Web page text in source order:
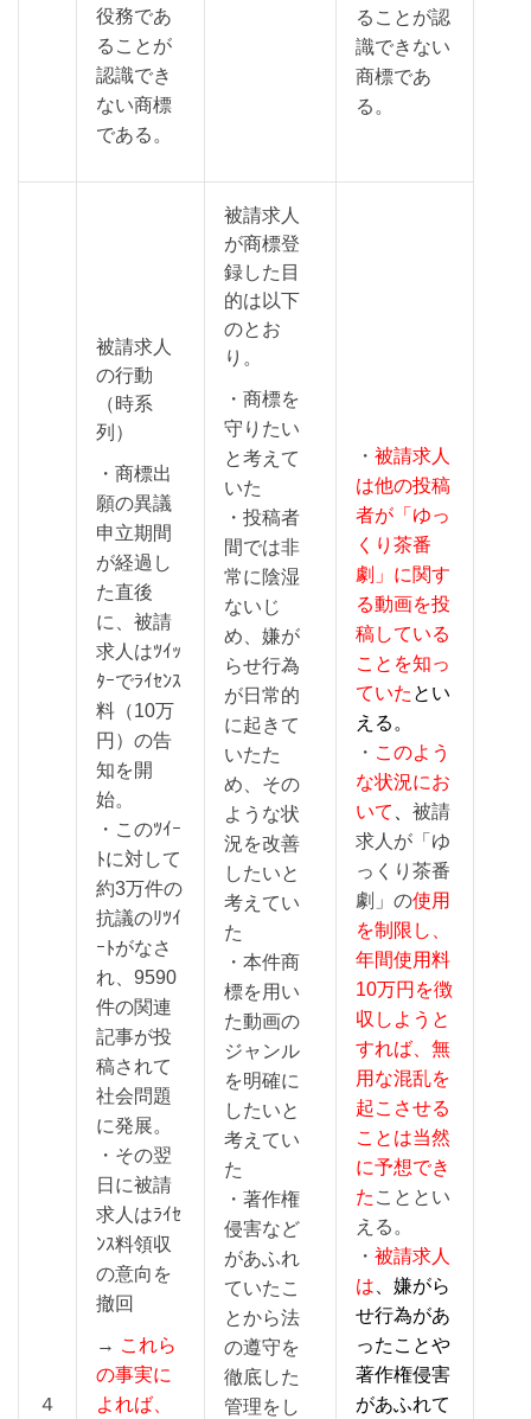
役務であ
ることが
認識でき
ない商標
である。
ることが認
識できない
商標であ
る。
４
被請求人
の行動
（時系
列）
・商標出
願の異議
申立期間
が経過し
た直後
に、被請
求人はﾂｲｯ
ﾀｰでﾗｲｾﾝｽ
料（10万
円）の告
知を開
始。
・このﾂｲｰ
ﾄに対して
約3万件の
抗議のﾘﾂｲ
ｰﾄがなさ
れ、9590
件の関連
記事が投
稿されて
社会問題
に発展。
・その翌
日に被請
求人はﾗｲｾ
ﾝｽ料領収
の意向を
撤回
→ これら
の事実に
よれば、
被請求人
が商標登
録した目
的は以下
のとお
り。
・商標を
守りたい
と考えて
いた
・投稿者
間では非
常に陰湿
ないじ
め、嫌が
らせ行為
が日常的
に起きて
いたた
め、その
ような状
況を改善
したいと
考えてい
た
・本件商
標を用い
た動画の
ジャンル
を明確に
したいと
考えてい
た
・著作権
侵害など
があふれ
ていたこ
とから法
の遵守を
徹底した
管理をし
・ 被請求人
は他の投稿
者が「ゆっ
くり茶番
劇」に関す
る動画を投
稿している
ことを知っ
ていた とい
える 。
・ このよう
な状況にお
いて
被請
求人が「ゆ
っくり茶番
劇」の使用
を制限し、
年間使用料
10万円を徴
収しようと
すれば、無
用な混乱を
起こさせる
ことは当然
に予想でき
た こととい
える。
・ 被請求人
は 、嫌がら
せ行為があ
ったことや
著作権侵害
があふれて